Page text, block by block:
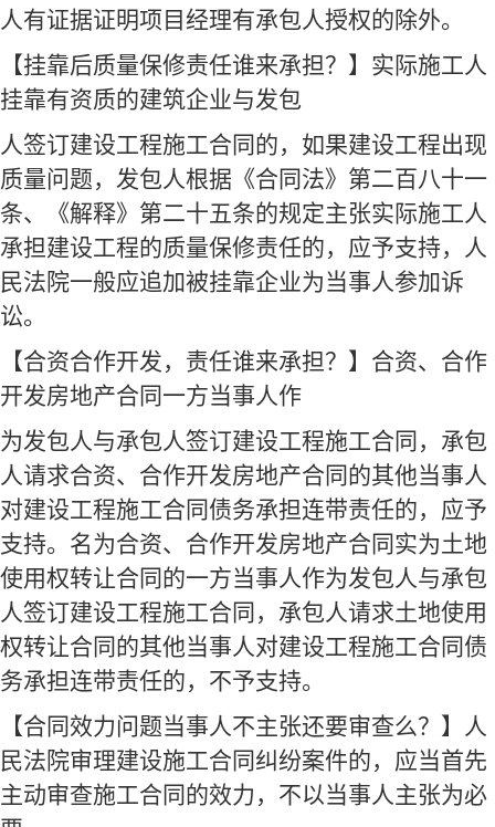
人有证据证明项目经理有承包人授权的除外。
【挂靠后质量保修责任谁来承担？】实际施工人
挂靠有资质的建筑企业与发包
人签订建设工程施工合同的，如果建设工程出现
质量问题，发包人根据《合同法》第二百八十一
条、《解释》第二十五条的规定主张实际施工人
承担建设工程的质量保修责任的，应予支持，人
民法院一般应追加被挂靠企业为当事人参加诉
讼。
【合资合作开发，责任谁来承担？】合资、合作
开发房地产合同一方当事人作
为发包人与承包人签订建设工程施工合同，承包
人请求合资、合作开发房地产合同的其他当事人
对建设工程施工合同债务承担连带责任的，应予
支持。名为合资、合作开发房地产合同实为土地
使用权转让合同的一方当事人作为发包人与承包
人签订建设工程施工合同，承包人请求土地使用
权转让合同的其他当事人对建设工程施工合同债
务承担连带责任的，不予支持。
【合同效力问题当事人不主张还要审查么？】人
民法院审理建设施工合同纠纷案件的，应当首先
主动审查施工合同的效力，不以当事人主张为必